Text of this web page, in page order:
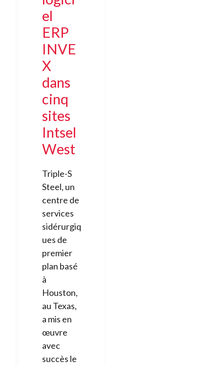
el
ERP
INVE
X
dans
cinq
sites
Intsel
West
Triple-S
Steel, un
centre de
services
sidérurgiq
ues de
premier
plan basé
à
Houston,
au Texas,
a mis en
œuvre
avec
succès le